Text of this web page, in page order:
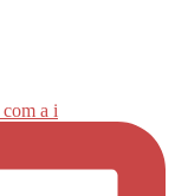
a i